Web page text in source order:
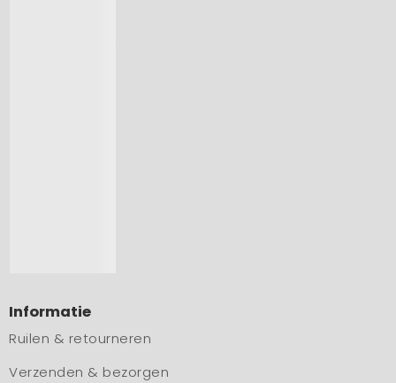
Informatie
Ruilen & retourneren
Verzenden & bezorgen